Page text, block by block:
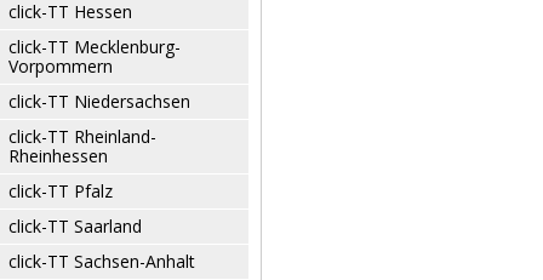
click-TT Hessen
click-TT Mecklenburg-
Vorpommern
click-TT Niedersachsen
click-TT Rheinland-
Rheinhessen
click-TT Pfalz
click-TT Saarland
click-TT Sachsen-Anhalt